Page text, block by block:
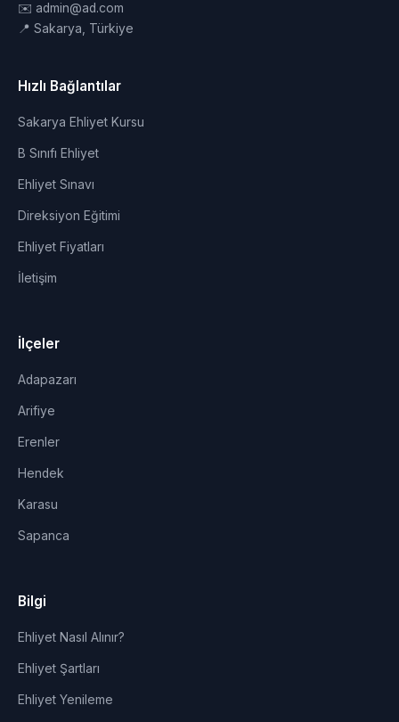
✉️ admin@ad.com
📍 Sakarya, Türkiye
Hızlı Bağlantılar
Sakarya Ehliyet Kursu
B Sınıfı Ehliyet
Ehliyet Sınavı
Direksiyon Eğitimi
Ehliyet Fiyatları
İletişim
İlçeler
Adapazarı
Arifiye
Erenler
Hendek
Karasu
Sapanca
Bilgi
Ehliyet Nasıl Alınır?
Ehliyet Şartları
Ehliyet Yenileme